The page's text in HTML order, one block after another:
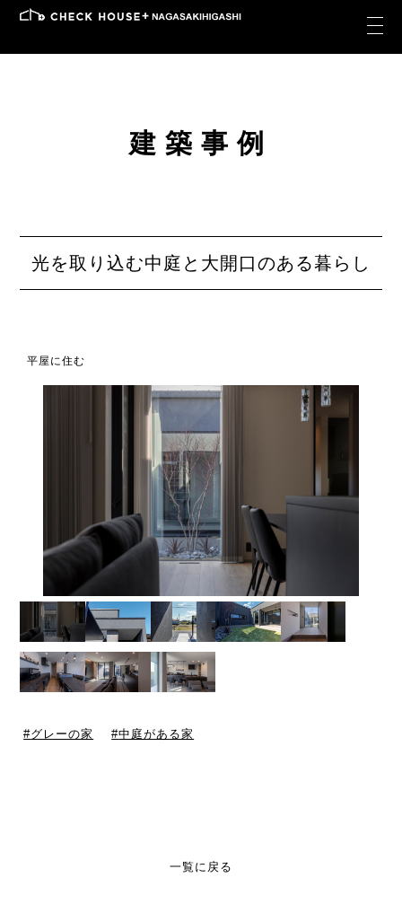
建築事例
光を取り込む中庭と大開口のある暮らし
平屋に住む
グレーの家 中庭がある家
一覧に戻る